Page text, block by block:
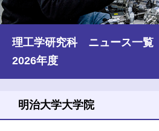
理工学研究科 ニュース一覧
2026年度
明治大学大学院